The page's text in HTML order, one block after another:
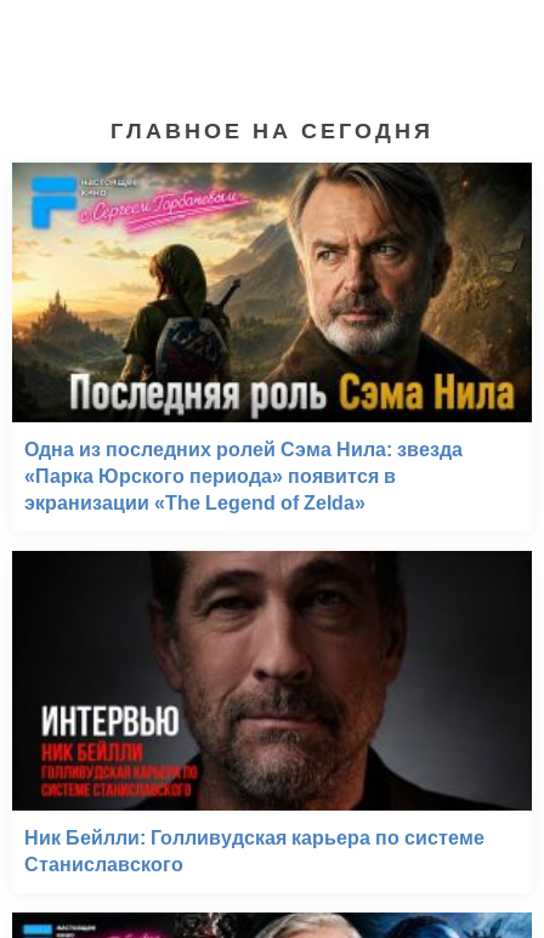
Диверсант. Крым (2020)
ГЛАВНОЕ НА СЕГОДНЯ
Одна из последних ролей Сэма Нила: звезда
«Парка Юрского периода» появится в
экранизации «The Legend of Zelda»
Ник Бейлли: Голливудская карьера по системе
Станиславского